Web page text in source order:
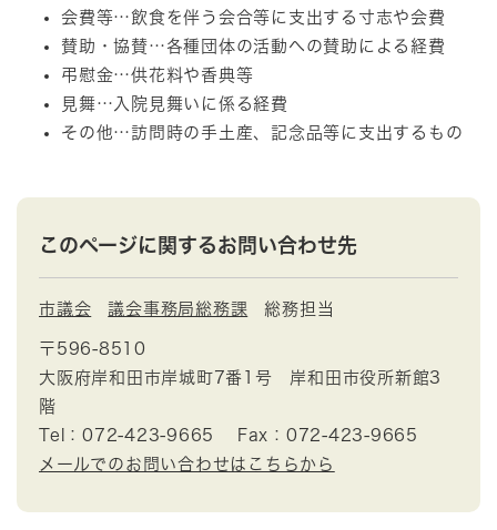
会費等…飲食を伴う会合等に支出する寸志や会費
賛助・協賛…各種団体の活動への賛助による経費
弔慰金…供花料や香典等
見舞…入院見舞いに係る経費
その他…訪問時の手土産、記念品等に支出するもの
このページに関するお問い合わせ先
市議会 議会事務局総務課 総務担当
〒596-8510
大阪府岸和田市岸城町7番1号 岸和田市役所新館3
階
Tel：072-423-9665
Fax：072-423-9665
メールでのお問い合わせはこちらから